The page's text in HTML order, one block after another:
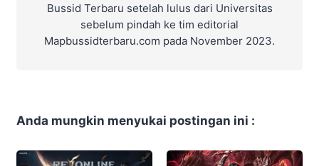
Bussid Terbaru setelah lulus dari Universitas
sebelum pindah ke tim editorial
Mapbussidterbaru.com pada November 2023.
Anda mungkin menyukai postingan ini :